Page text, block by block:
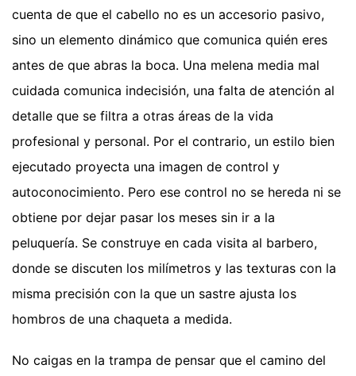
cuenta de que el cabello no es un accesorio pasivo,
sino un elemento dinámico que comunica quién eres
antes de que abras la boca. Una melena media mal
cuidada comunica indecisión, una falta de atención al
detalle que se filtra a otras áreas de la vida
profesional y personal. Por el contrario, un estilo bien
ejecutado proyecta una imagen de control y
autoconocimiento. Pero ese control no se hereda ni se
obtiene por dejar pasar los meses sin ir a la
peluquería. Se construye en cada visita al barbero,
donde se discuten los milímetros y las texturas con la
misma precisión con la que un sastre ajusta los
hombros de una chaqueta a medida.
No caigas en la trampa de pensar que el camino del